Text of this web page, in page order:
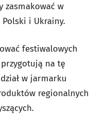
zasmakować w
i Ukrainy.
festiwalowych
na tę
w jarmarku
regionalnych